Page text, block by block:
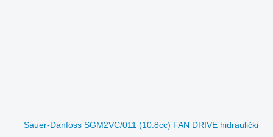
Sauer-Danfoss SGM2VC/011 (10.8cc) FAN DRIVE hidraulički